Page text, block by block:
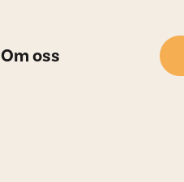
Om oss